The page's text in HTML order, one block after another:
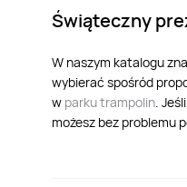
Świąteczny
W naszym katalogu
wybierać spośród
w parku trampolin.
możesz bez problemu